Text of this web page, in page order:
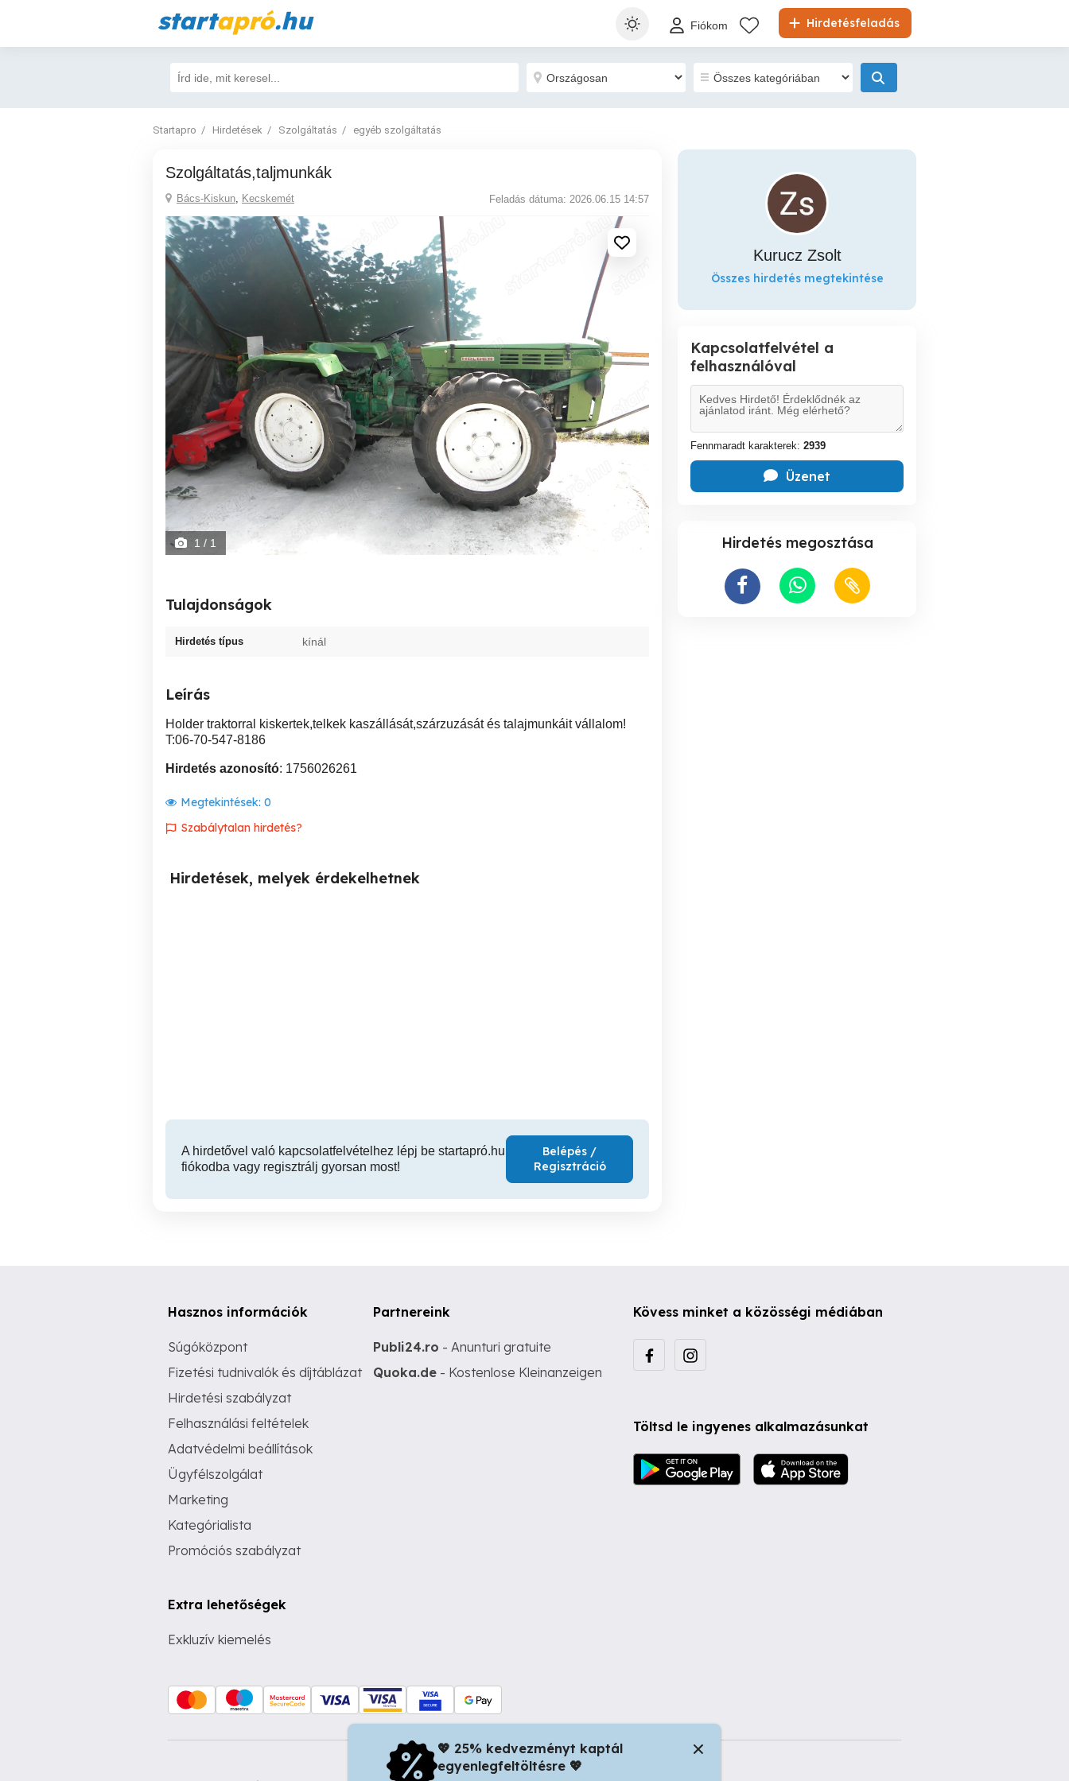
startapró.hu Hirdetésfeladás
Fiókom
Startapro Hirdetések Szolgáltatás egyéb szolgáltatás
szolgáltatás,taljmunkák
Bács-Kiskun, Kecskemét Feladás dátuma: 2026.06.15 14:57
1 / 1
Tulajdonságok
Hirdetés típus kínál
Leírás
Holder traktorral kiskertek,telkek kaszállását,szárzuzását és talajmunkáit vállalom!
T:06-70-547-8186
Hirdetés azonosító: 1756026261
Megtekintések: 0
Szabálytalan hirdetés?
Hirdetések, melyek érdekelhetnek
A hirdetővel való kapcsolatfelvételhez lépj be startapró.hu
fiókodba vagy regisztrálj gyorsan most!
Belépés /
Regisztráció
Kurucz Zsolt
Összes hirdetés megtekintése
Kapcsolatfelvétel a
felhasználóval
Fennmaradt karakterek: 2939
Üzenet
Hirdetés megosztása
Hasznos információk
Súgóközpont
Fizetési tudnivalók és díjtáblázat
Hirdetési szabályzat
Felhasználási feltételek
Adatvédelmi beállítások
Ügyfélszolgálat
Marketing
Kategórialista
Promóciós szabályzat
Extra lehetőségek
Exkluzív kiemelés
Partnereink
Publi24.ro - Anunturi gratuite
Quoka.de - Kostenlose Kleinanzeigen
Kövess minket a közösségi médiában
Töltsd le ingyenes alkalmazásunkat
💖 25% kedvezményt kaptál
egyenlegfeltöltésre 💖